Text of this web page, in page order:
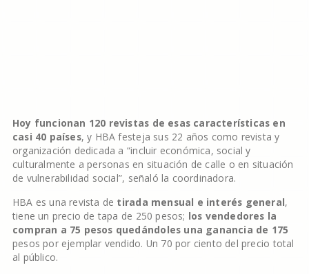
Hoy funcionan 120 revistas de esas características en
casi 40 países, y HBA festeja sus 22 años como revista y
organización dedicada a “incluir económica, social y
culturalmente a personas en situación de calle o en situación
de vulnerabilidad social”, señaló la coordinadora.
HBA es una revista de tirada mensual e interés general,
tiene un precio de tapa de 250 pesos; los vendedores la
compran a 75 pesos quedándoles una ganancia de 175
pesos por ejemplar vendido. Un 70 por ciento del precio total
al público.